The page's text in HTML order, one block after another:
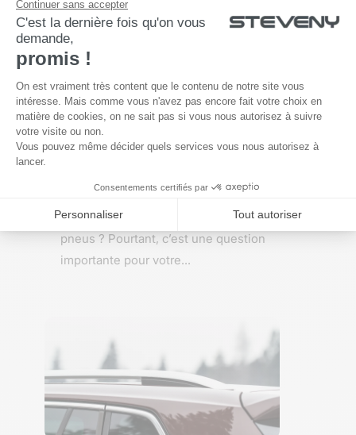
voiture ?
Vous ne savez pas quand changer vos
pneus ? Pourtant, c’est une question
importante pour votre...